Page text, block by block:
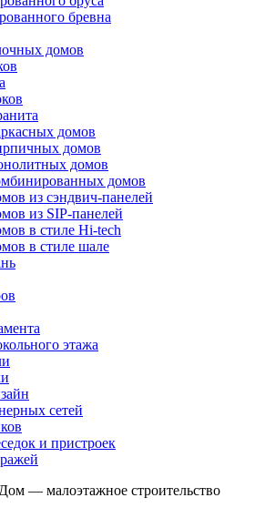
бревна
домов
домов
домов
домов
домов
из сэндвич-панелей
из SIP-панелей
в стиле Hi-tech
в стиле шале
этажа
сетей
и пристроек
— малоэтажное строительство